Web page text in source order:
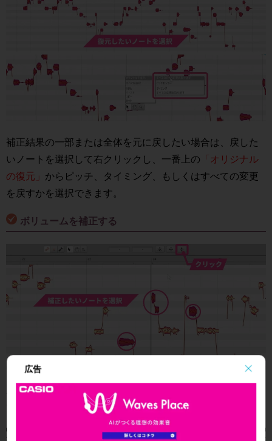
広告
補正結果の一部または全体を元に戻したい場合は、戻した
いノートを選択して右クリックし、一番上の 「オリジナル
の復元」 からピッチ、タイミング、もしくはすべての変更
を戻すかを選択できます。
ボリュームを補正する
ボリュームを補正する場合は、補正したいノートを選択し
て右端にあるボタンをクリックします。